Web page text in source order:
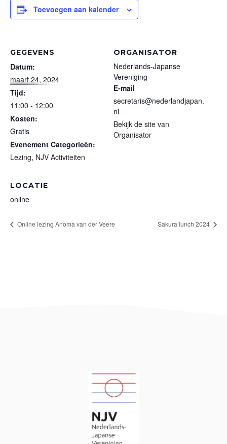
Toevoegen aan kalender
GEGEVENS
Datum:
maart 24, 2024
Tijd:
11:00 - 12:00
Kosten:
Gratis
Evenement Categorieën:
Lezing, NJV Activiteiten
ORGANISATOR
Nederlands-Japanse
Vereniging
E-mail
secretaris@nederlandjapan.
nl
Bekijk de site van
Organisator
LOCATIE
online
Online lezing Anoma van der Veere Sakura lunch 2024